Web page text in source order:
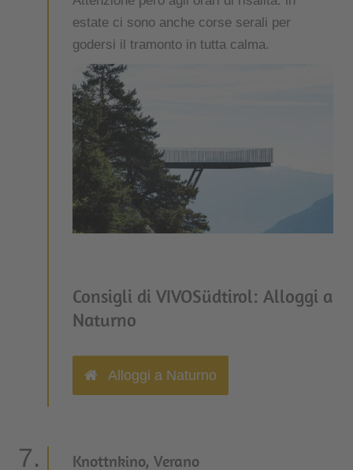
estate ci sono anche corse serali per
godersi il tramonto in tutta calma.
Consigli di VIVOSüdtirol: Alloggi a
Naturno
Alloggi a Naturno
Knottnkino, Verano